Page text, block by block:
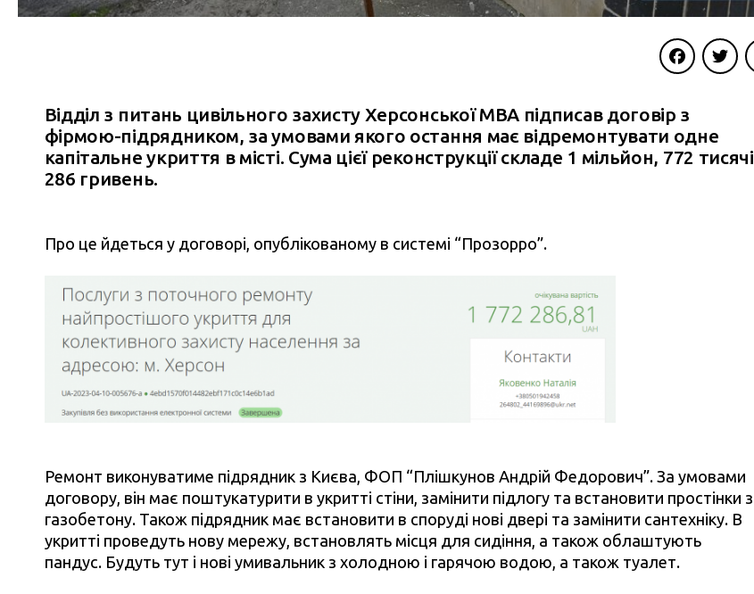
Відділ з питань цивільного захисту Херсонської МВА підписав договір з
фірмою-підрядником, за умовами якого остання має відремонтувати одне
капітальне укриття в місті. Сума цієї реконструкції складе 1 мільйон, 772 тисячі
286 гривень.
Про це йдеться у договорі, опублікованому в системі “Прозорро”.
Ремонт виконуватиме підрядник з Києва, ФОП “Плішкунов Андрій Федорович”. За умовами
договору, він має поштукатурити в укритті стіни, замінити підлогу та встановити простінки з
газобетону. Також підрядник має встановити в споруді нові двері та замінити сантехніку. В
укритті проведуть нову мережу, встановлять місця для сидіння, а також облаштують
пандус. Будуть тут і нові умивальник з холодною і гарячою водою, а також туалет.